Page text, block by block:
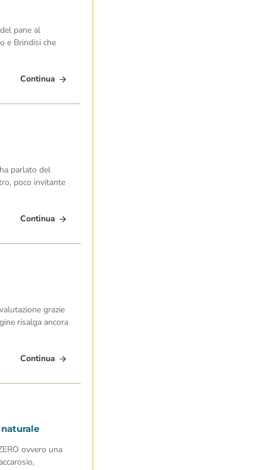
pane al
e Brindisi che
Continua
parlato del
poco invitante
Continua
grazie
risalga ancora
Continua
ovvero una